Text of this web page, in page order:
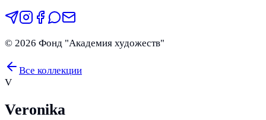
© 2026 Фонд "Академия художеств"
Все коллекции
V
Veronika